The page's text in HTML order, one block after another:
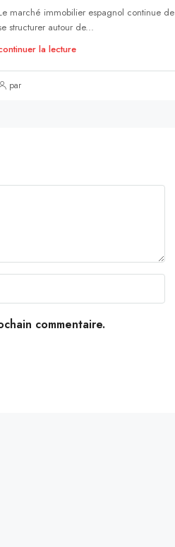
marché immobilier espagnol continue de
structurer autour de...
la lecture
par
commentaire.